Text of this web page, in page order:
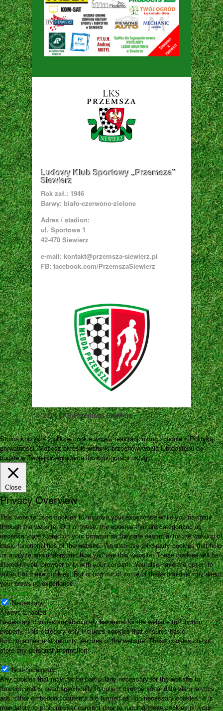
Ludowy Klub Sportowy „Przemsza”
Siewierz
Rok zał.: 1946
Barwy: biało-czerwono-zielone
Adres / stadion:
ul. Sportowa 1
42-470 Siewierz
e-mail: kontakt@przemsza-siewierz.pl
FB: facebook.com/PrzemszaSiewierz
© 2014 LKS Przemsza Siewierz
Strona korzysta z plików cookie w celu realizacji usług zgodnie z Polityką
prywatności. Możesz określić warunki przechowywania lub dostępu do
cookie w Twojej przeglądarce lub konfiguracji usługi.Zamknij Pokaż więcej
Close
Privacy Overview
This website uses cookies to improve your experience while you navigate
through the website. Out of these, the cookies that are categorized as
necessary are stored on your browser as they are essential for the working of
basic functionalities of the website. We also use third-party cookies that help
us analyze and understand how you use this website. These cookies will be
stored in your browser only with your consent. You also have the option to
opt-out of these cookies. But opting out of some of these cookies may affect
your browsing experience.
Necessary
Necessary
Always Enabled
Necessary cookies are absolutely essential for the website to function
properly. This category only includes cookies that ensures basic
functionalities and security features of the website. These cookies do not
store any personal information.
Non-necessary
Non-necessary
Any cookies that may not be particularly necessary for the website to
function and is used specifically to collect user personal data via analytics,
ads, other embedded contents are termed as non-necessary cookies. It is
mandatory to procure user consent prior to running these cookies on your